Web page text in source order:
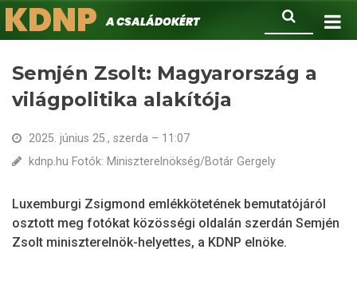
Ugrás
a
Keresés
KDNPA családokért.
Semjén Zsolt: Magyarország a
világpolitika alakítója
2025. június 25., szerda – 11:07
kdnp.hu Fotók: Miniszterelnökség/Botár Gergely
Luxemburgi Zsigmond emlékkötetének bemutatójáról
osztott meg fotókat közösségi oldalán szerdán Semjén
Zsolt miniszterelnök-helyettes, a KDNP elnöke.